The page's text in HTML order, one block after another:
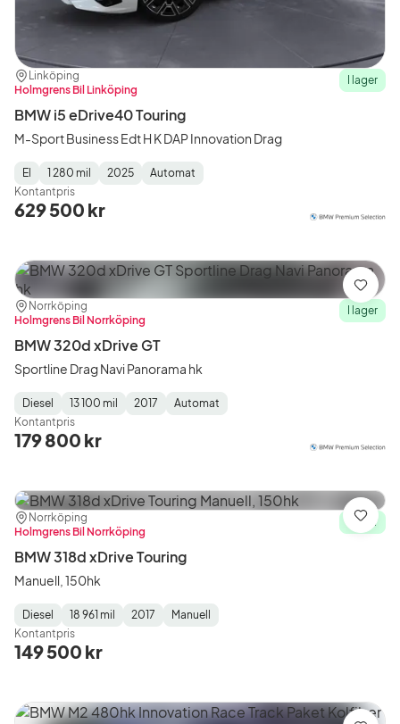
Plats:
Linköping
Återförsäljare:
Holmgrens Bil Linköping
I lager
BMW i5 eDrive40 Touring
M-Sport Business Edt H K DAP Innovation Drag
Fuel
Type:
El
Mätarställning:
1 280 mil
Model
Year:
2025
Gearbox
Type:
Automat
Kontantpris
629 500 kr
Plats:
Norrköping
Återförsäljare:
Holmgrens Bil Norrköping
I lager
BMW 320d xDrive GT
Sportline Drag Navi Panorama hk
Fuel
Type:
Diesel
Mätarställning:
13 100 mil
Model
Year:
2017
Gearbox
Type:
Automat
Kontantpris
179 800 kr
Spara
Plats:
Norrköping
Återförsäljare:
Holmgrens Bil Norrköping
I lager
BMW 318d xDrive Touring
Manuell, 150hk
Fuel
Type:
Diesel
Mätarställning:
18 961 mil
Model
Year:
2017
Gearbox
Type:
Manuell
Kontantpris
149 500 kr
Spara